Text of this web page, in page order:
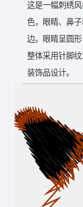
这是一幅刺绣
色，眼睛、鼻
边。眼睛呈圆
整体采用针脚
装饰品设计。